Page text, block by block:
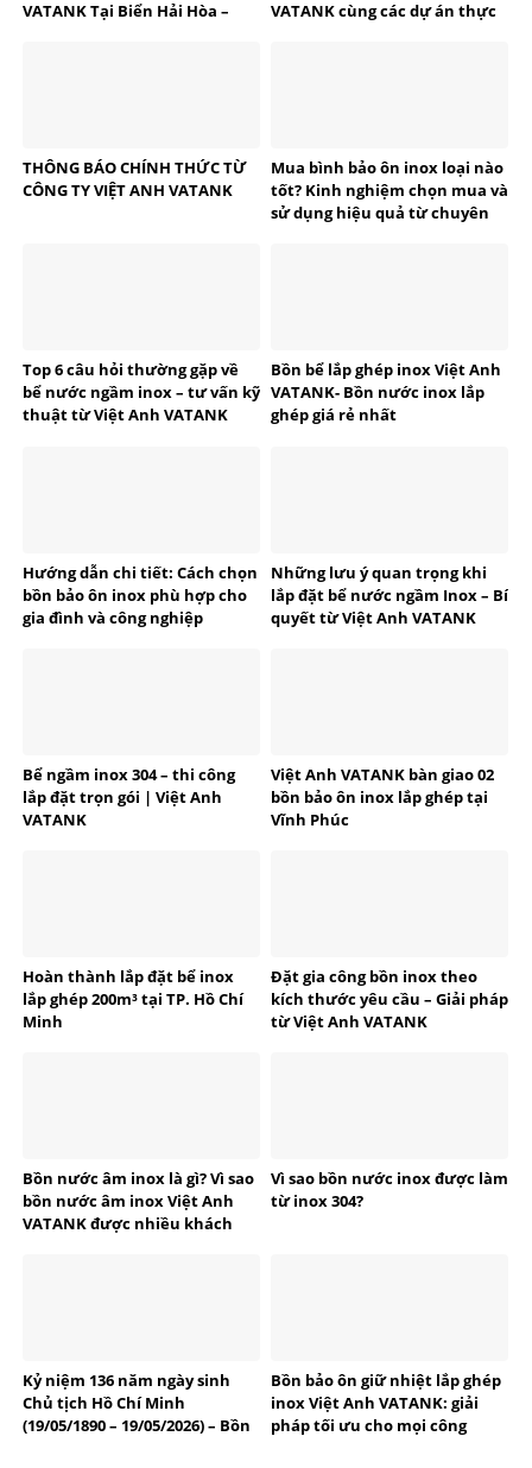
VATANK Tại Biển Hải Hòa –
VATANK cùng các dự án thực
THÔNG BÁO CHÍNH THỨC TỪ
CÔNG TY VIỆT ANH VATANK
Mua bình bảo ôn inox loại nào
tốt? Kinh nghiệm chọn mua và
sử dụng hiệu quả từ chuyên
Top 6 câu hỏi thường gặp về
bể nước ngầm inox – tư vấn kỹ
thuật từ Việt Anh VATANK
Bồn bể lắp ghép inox Việt Anh
VATANK- Bồn nước inox lắp
ghép giá rẻ nhất
Hướng dẫn chi tiết: Cách chọn
bồn bảo ôn inox phù hợp cho
gia đình và công nghiệp
Những lưu ý quan trọng khi
lắp đặt bể nước ngầm Inox – Bí
quyết từ Việt Anh VATANK
Bể ngầm inox 304 – thi công
lắp đặt trọn gói | Việt Anh
VATANK
Việt Anh VATANK bàn giao 02
bồn bảo ôn inox lắp ghép tại
Vĩnh Phúc
Hoàn thành lắp đặt bể inox
lắp ghép 200m³ tại TP. Hồ Chí
Minh
Đặt gia công bồn inox theo
kích thước yêu cầu – Giải pháp
từ Việt Anh VATANK
Bồn nước âm inox là gì? Vì sao
bồn nước âm inox Việt Anh
VATANK được nhiều khách
Vì sao bồn nước inox được làm
từ inox 304?
Kỷ niệm 136 năm ngày sinh
Chủ tịch Hồ Chí Minh
(19/05/1890 – 19/05/2026) – Bồn
Bồn bảo ôn giữ nhiệt lắp ghép
inox Việt Anh VATANK: giải
pháp tối ưu cho mọi công